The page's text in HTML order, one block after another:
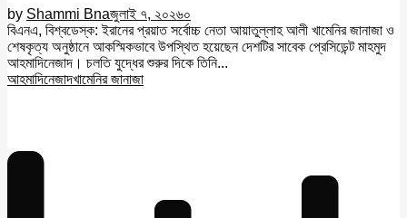
by Shammi Bnaজুলাই ৭, ২০২৬০
বিএনএ, বিশ্বডেস্ক: ইরানের প্রয়াত সর্বোচ্চ নেতা আয়াতুল্লাহ আলী খামেনির জানাজা ও
শেষকৃত্য অনুষ্ঠানে আকস্মিকভাবে উপস্থিত হয়েছেন দেশটির সাবেক প্রেসিডেন্ট মাহমুদ
আহমাদিনেজাদ। চলতি যুদ্ধের শুরুর দিকে তিনি...
আহমাদিনেজাদখামেনির জানাজা